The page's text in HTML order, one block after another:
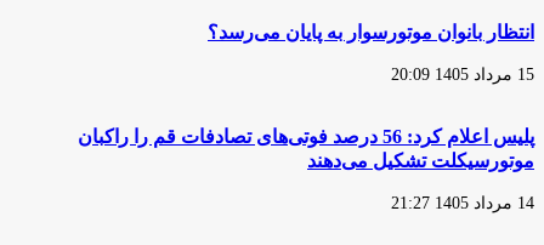
انتظار بانوان موتورسوار به پایان می‌رسد؟
15 مرداد 1405 20:09
پلیس اعلام کرد: 56 درصد فوتی‌های تصادفات قم را راکبان
موتورسیکلت تشکیل می‌دهند
14 مرداد 1405 21:27